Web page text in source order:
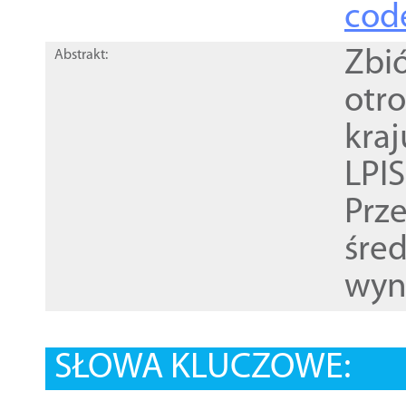
Abstrakt:
SŁOWA KLUCZOWE: